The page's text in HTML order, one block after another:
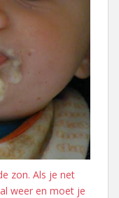
zon. Als je net
weer en moet je